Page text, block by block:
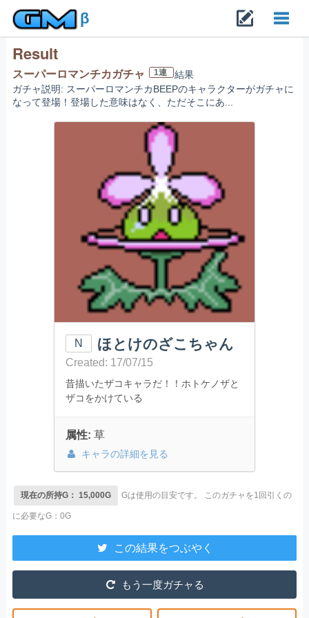
β
Result
スーパーロマンチカガチャ 1連
結果
ガチャ説明: スーパーロマンチカBEEPのキャラクターがガチャに
なって登場！登場した意味はなく、ただそこにあ...
N ほとけのざこちゃん
Created: 17/07/15
昔描いたザコキャラだ！！ホトケノザと
ザコをかけている
属性: 草
キャラの詳細を見る
現在の所持G： 15,000G Gは使用の目安です。 このガチャを1回引くの
に必要なG：0G
この結果をつぶやく
もう一度ガチャる